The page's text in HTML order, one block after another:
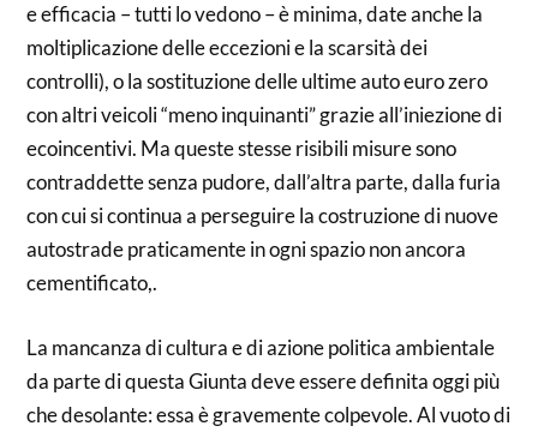
e efficacia – tutti lo vedono – è minima, date anche la
moltiplicazione delle eccezioni e la scarsità dei
controlli), o la sostituzione delle ultime auto euro zero
con altri veicoli “meno inquinanti” grazie all’iniezione di
ecoincentivi. Ma queste stesse risibili misure sono
contraddette senza pudore, dall’altra parte, dalla furia
con cui si continua a perseguire la costruzione di nuove
autostrade praticamente in ogni spazio non ancora
cementificato,.
La mancanza di cultura e di azione politica ambientale
da parte di questa Giunta deve essere definita oggi più
che desolante: essa è gravemente colpevole. Al vuoto di